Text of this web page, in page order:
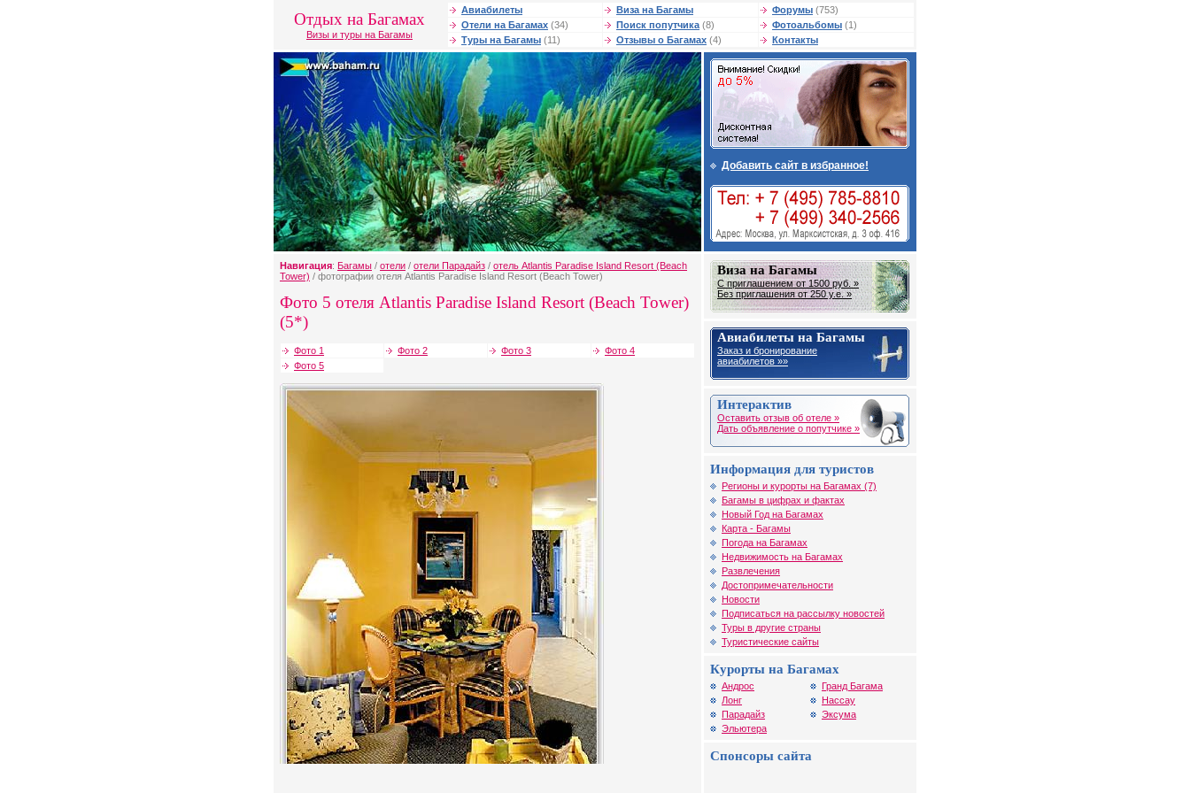
Отдых на Багамах
Визы и туры на Багамы
Авиабилеты Виза на Багамы Форумы (753)
Отели на Багамах (34) Поиск попутчика (8) Фотоальбомы (1)
Туры на Багамы (11) Отзывы о Багамах (4) Контакты
Добавить сайт в избранное!
Навигация: Багамы / отели / отели Парадайз / отель Atlantis Paradise Island Resort (Beach
Tower) / фотографии отеля Atlantis Paradise Island Resort (Beach Tower)
Фото 5 отеля Atlantis Paradise Island Resort (Beach Tower)
(5*)
Фото 1 Фото 2 Фото 3
Фото 4
Фото 5
Виза на Багамы
С приглашением от 1500 руб. »
Без приглашения от 250 у.е. »
Авиабилеты на Багамы
Заказ и бронирование
авиабилетов »»
Интерактив
Оставить отзыв об отеле »
Дать объявление о попутчике »
Информация для туристов
Регионы и курорты на Багамах (7)
Багамы в цифрах и фактах
Новый Год на Багамах
Карта - Багамы
Погода на Багамах
Недвижимость на Багамах
Развлечения
Достопримечательности
Новости
Подписаться на рассылку новостей
Туры в другие страны
Туристические сайты
Курорты на Багамах
Андрос
Лонг
Парадайз
Эльютера
Гранд Багама
Нассау
Эксума
Спонсоры сайта